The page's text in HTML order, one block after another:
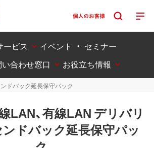
ービス
イベント ・ セミナー
合わせ窓口
お役立ち情報
ドバック延長保守パック
LAN、有線LAN デリバリ
ドバック延長保守パッ